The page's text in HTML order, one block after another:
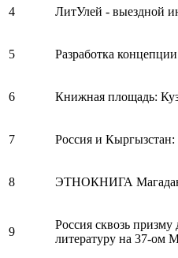
4 ЛитУлей - выездной
5 Разработка
6 Книжная площадь:
7 Россия и Кыргызстан:
8 ЭТНОКНИГА
9
Россия сквозь
литературу на 37-ом